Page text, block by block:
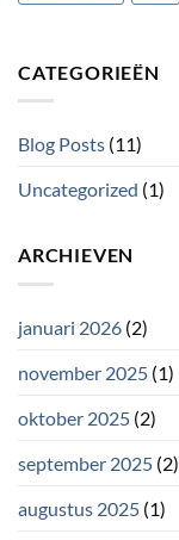
CATEGORIEËN
Blog Posts (11)
Uncategorized (1)
ARCHIEVEN
januari 2026 (2)
november 2025 (1)
oktober 2025 (2)
september 2025 (2)
augustus 2025 (1)